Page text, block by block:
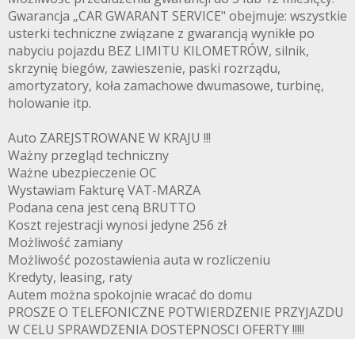
Gwarancja „CAR GWARANT SERVICE" obejmuje: wszystkie
usterki techniczne związane z gwarancją wynikłe po
nabyciu pojazdu BEZ LIMITU KILOMETRÓW, silnik,
skrzynię biegów, zawieszenie, paski rozrządu,
amortyzatory, koła zamachowe dwumasowe, turbinę,
holowanie itp.
Auto ZAREJSTROWANE W KRAJU !!!
Ważny przegląd techniczny
Ważne ubezpieczenie OC
Wystawiam Fakturę VAT-MARZA
Podana cena jest ceną BRUTTO
Koszt rejestracji wynosi jedyne 256 zł
Możliwość zamiany
Możliwość pozostawienia auta w rozliczeniu
Kredyty, leasing, raty
Autem można spokojnie wracać do domu
PROSZE O TELEFONICZNE POTWIERDZENIE PRZYJAZDU
W CELU SPRAWDZENIA DOSTEPNOSCI OFERTY !!!!!